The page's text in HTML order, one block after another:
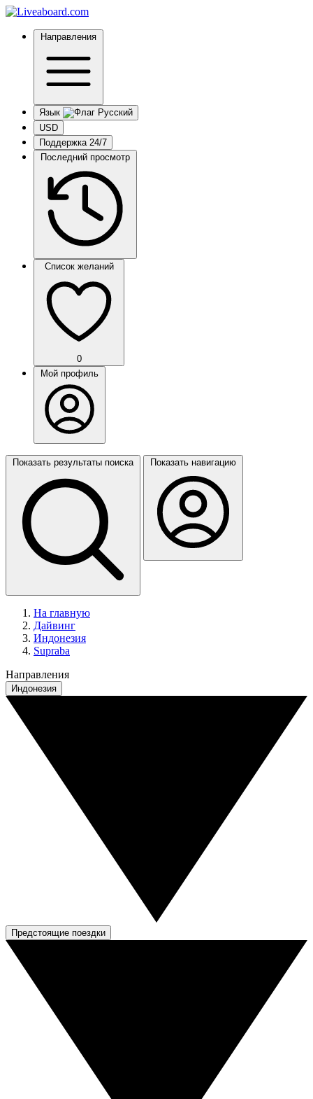
Направления
Язык
USD
Поддержка 24/7
Последний просмотр
Список желаний
0
Мой профиль
Показать результаты поиска Показать навигацию
На главную
Дайвинг
Индонезия
Supraba
Направления
Индонезия
Предстоящие поездки